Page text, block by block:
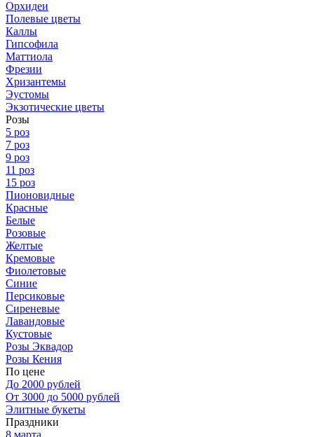
Орхидеи
Полевые цветы
Каллы
Гипсофила
Маттиола
Фрезии
Хризантемы
Эустомы
Экзотические цветы
Розы
5 роз
7 роз
9 роз
11 роз
15 роз
Пионовидные
Красные
Белые
Розовые
Желтые
Кремовые
Фиолетовые
Синие
Персиковые
Сиреневые
Лавандовые
Кустовые
Розы Эквадор
Розы Кения
По цене
До 2000 рублей
От 3000 до 5000 рублей
Элитные букеты
Праздники
8 марта